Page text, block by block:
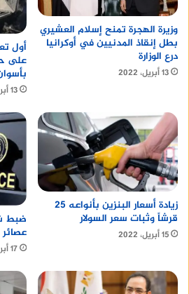
وزيرة الهجرة تمنح إسلام العشيري
بطل إنقاذ المدنيين في أوكرانيا
درع الوزارة
13 أبريل، 2022
أول
على
13 أبريل، 2022
زيادة أسعار البنزين بأنواعه 25
قرشاً وثبات سعر السولار
15 أبريل، 2022
ضبط
17 أبريل، 2022